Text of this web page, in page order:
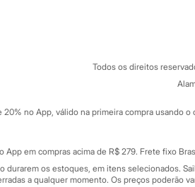
o corpo
C&A Pay
Sobre o C&A
Governança
Educação
Todos os direitos
no App, válido na primeira compra usando
App em compras acima de R$ 279. Frete fixo
durarem os estoques, em itens selecionados.
a qualquer momento. Os preços poderão